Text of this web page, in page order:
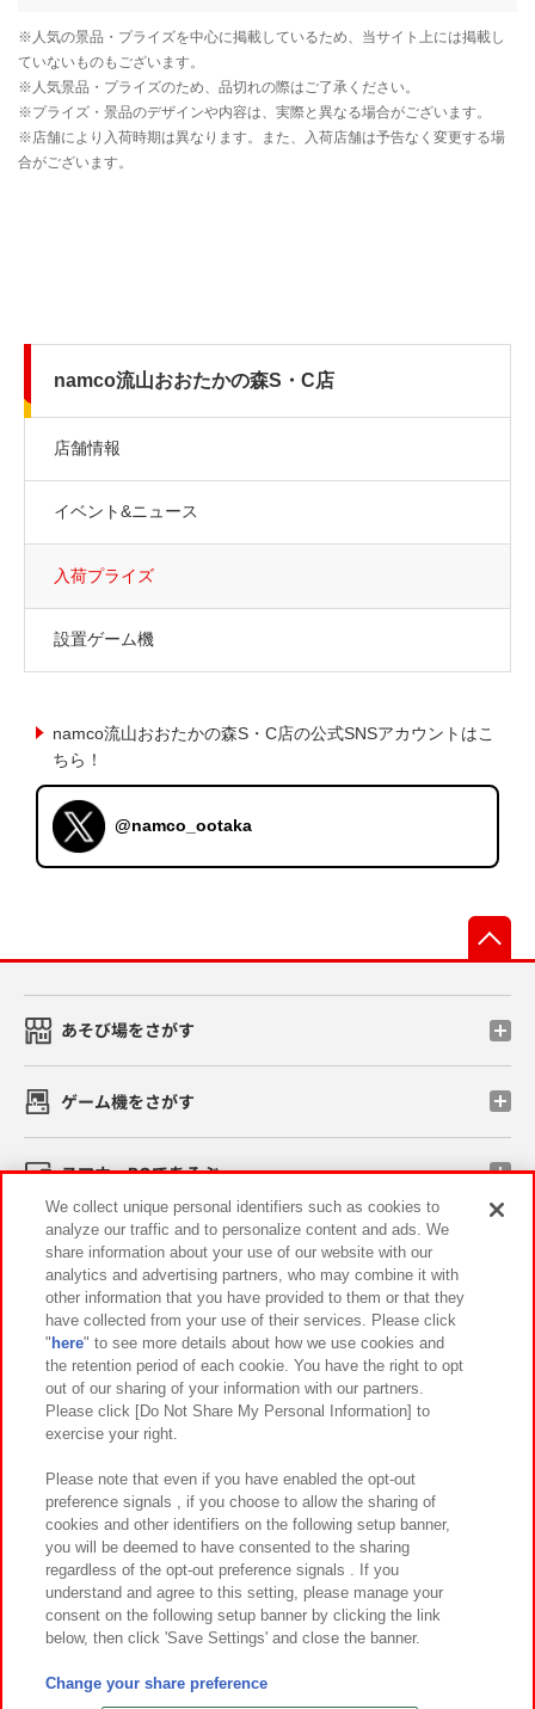
namco流山おおたかの森S・C店
店舗情報
イベント&ニュース
入荷プライズ
設置ゲーム機
namco流山おおたかの森S・C店の公式SNSアカウントはこ
ちら！
@namco_ootaka
あそび場をさがす
ゲーム機をさがす
スマホ・PCであそぶ
イベント・キャンペーン
関連会社 サステナビリティ サイトポリシー
プライバシーポリシー ウェブアクセシビリティ方針と検証結果
お取引先さまとともに
カスタマーハラスメント対応方針 よくあるご質問・お問い合わせ
©Bandai Namco Amusement Inc.
©Bandai Namco Amusement Lab Inc.
We collect unique personal identifiers such as cookies to
analyze our traffic and to personalize content and ads. We
share information about your use of our website with our
analytics and advertising partners, who may combine it with
other information that you have provided to them or that they
have collected from your use of their services. Please click
" here" to see more details about how we use cookies and
the retention period of each cookie. You have the right to opt
out of our sharing of your information with our partners.
Please click [Do Not Share My Personal Information] to
exercise your right.
Please note that even if you have enabled the opt-out
preference signals , if you choose to allow the sharing of
cookies and other identifiers on the following setup banner,
you will be deemed to have consented to the sharing
regardless of the opt-out preference signals . If you
understand and agree to this setting, please manage your
consent on the following setup banner by clicking the link
below, then click 'Save Settings' and close the banner.
Change your share preference